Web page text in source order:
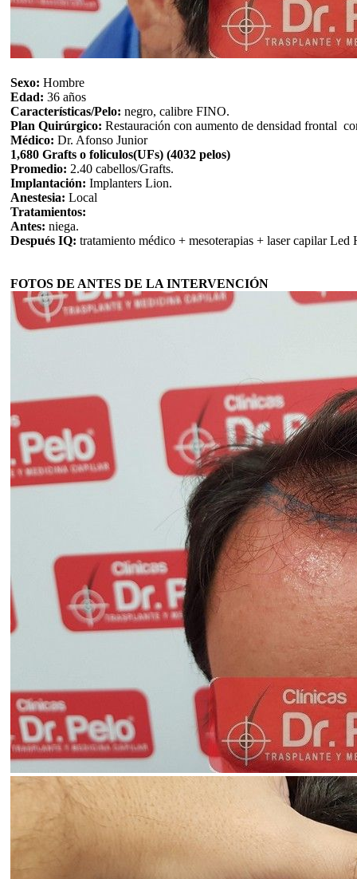
Sexo: Hombre
Edad: 36 años
Características/Pelo: negro, calibre FINO.
Plan Quirúrgico: Restauración con aumento de densidad frontal
Médico: Dr. Afonso Junior
1,680 Grafts o foliculos(UFs) (4032 pelos)
Promedio: 2.40 cabellos/Grafts.
Implantación: Implanters Lion.
Anestesia: Local
Tratamientos:
Antes: niega.
Después IQ: tratamiento médico + mesoterapias + laser capilar Led
FOTOS DE ANTES DE LA INTERVENCIÓN